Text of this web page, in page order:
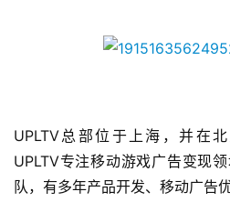
中
国
)
UPLTV总部位于上海，并在
UPLTV专注移动游戏广告变现
队，有多年产品开发、移动广告